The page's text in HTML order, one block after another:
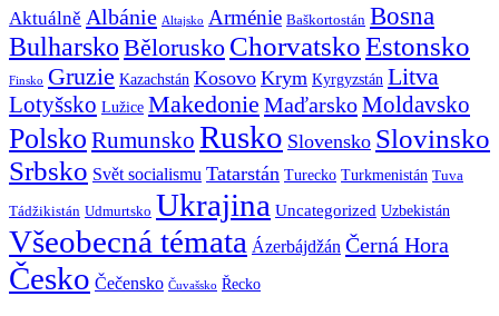
Aktuálně Albánie Altajsko Arménie Baškortostán Bosna
Bulharsko Bělorusko ChorvatskoEstonsko
Finsko Gruzie Kazachstán Kosovo Krym Kyrgyzstán Litva
Lotyšsko Lužice Makedonie MaďarskoMoldavsko
Polsko Rumunsko Rusko Slovensko Slovinsko
Srbsko Svět socialismu Tatarstán Turecko Turkmenistán Tuva
Tádžikistán Udmurtsko Ukrajina Uncategorized Uzbekistán
Všeobecná témata Ázerbájdžán Černá Hora
Česko Čečensko Čuvašsko Řecko